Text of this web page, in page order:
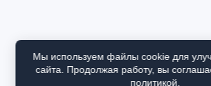
Мы используем файлы cookie для
сайта. Продолжая работу, вы
политикой.